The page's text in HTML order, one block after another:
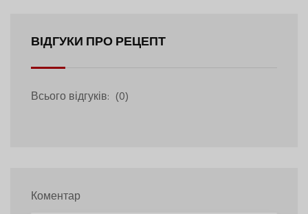
ВІДГУКИ ПРО РЕЦЕПТ
Всього відгуків: (0)
Коментар